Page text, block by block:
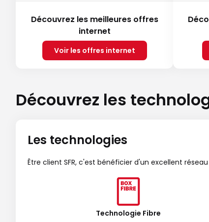
Découvrez les meilleures offres
internet
Voir les offres internet
Découvrez les
Les technologies
Être client SFR, c'est bénéficier d'un excellent
Technologie Fibre